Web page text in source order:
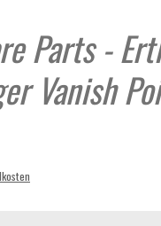
Parts -
Vanish